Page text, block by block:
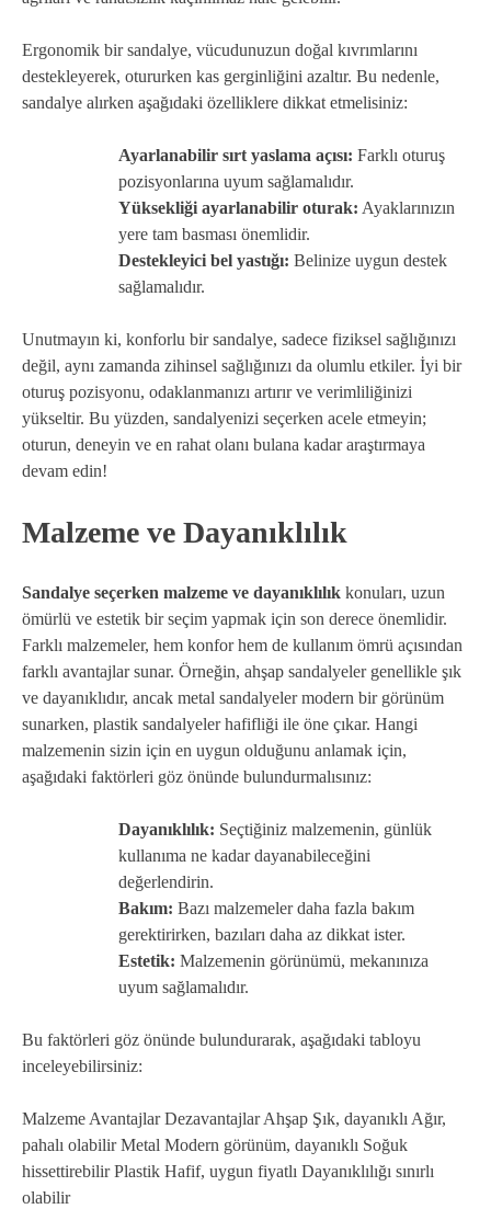
Ergonomik bir sandalye, vücudunuzun doğal kıvrımlarını
destekleyerek, otururken kas gerginliğini azaltır. Bu nedenle,
sandalye alırken aşağıdaki özelliklere dikkat etmelisiniz:
Ayarlanabilir sırt yaslama açısı: Farklı oturuş
pozisyonlarına uyum sağlamalıdır.
Yüksekliği ayarlanabilir oturak: Ayaklarınızın
yere tam basması önemlidir.
Destekleyici bel yastığı: Belinize uygun destek
sağlamalıdır.
Unutmayın ki, konforlu bir sandalye, sadece fiziksel sağlığınızı
değil, aynı zamanda zihinsel sağlığınızı da olumlu etkiler. İyi bir
oturuş pozisyonu, odaklanmanızı artırır ve verimliliğinizi
yükseltir. Bu yüzden, sandalyenizi seçerken acele etmeyin;
oturun, deneyin ve en rahat olanı bulana kadar araştırmaya
devam edin!
Malzeme ve Dayanıklılık
Sandalye seçerken malzeme ve dayanıklılık konuları, uzun
ömürlü ve estetik bir seçim yapmak için son derece önemlidir.
Farklı malzemeler, hem konfor hem de kullanım ömrü açısından
farklı avantajlar sunar. Örneğin, ahşap sandalyeler genellikle şık
ve dayanıklıdır, ancak metal sandalyeler modern bir görünüm
sunarken, plastik sandalyeler hafifliği ile öne çıkar. Hangi
malzemenin sizin için en uygun olduğunu anlamak için,
aşağıdaki faktörleri göz önünde bulundurmalısınız:
Dayanıklılık: Seçtiğiniz malzemenin, günlük
kullanıma ne kadar dayanabileceğini
değerlendirin.
Bakım: Bazı malzemeler daha fazla bakım
gerektirirken, bazıları daha az dikkat ister.
Estetik: Malzemenin görünümü, mekanınıza
uyum sağlamalıdır.
Bu faktörleri göz önünde bulundurarak, aşağıdaki tabloyu
inceleyebilirsiniz:
Malzeme Avantajlar Dezavantajlar Ahşap Şık, dayanıklı Ağır,
pahalı olabilir Metal Modern görünüm, dayanıklı Soğuk
hissettirebilir Plastik Hafif, uygun fiyatlı Dayanıklılığı sınırlı
olabilir